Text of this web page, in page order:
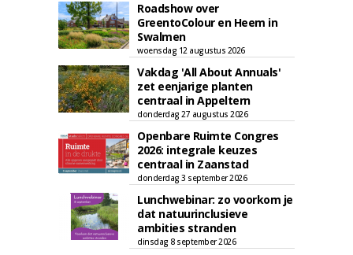
Roadshow over
GreentoColour en Heem in
Swalmen
woensdag 12 augustus 2026
Vakdag 'All About Annuals'
zet eenjarige planten
centraal in Appeltern
donderdag 27 augustus 2026
Openbare Ruimte Congres
2026: integrale keuzes
centraal in Zaanstad
donderdag 3 september 2026
Lunchwebinar: zo voorkom je
dat natuurinclusieve
ambities stranden
dinsdag 8 september 2026